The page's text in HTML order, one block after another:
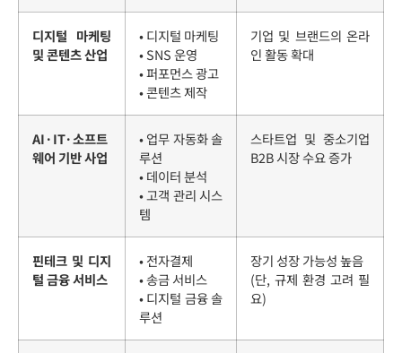
디지털 마케팅
및 콘텐츠 산업
• 디지털 마케팅
• SNS 운영
• 퍼포먼스 광고
• 콘텐츠 제작
기업 및 브랜드의 온라
인 활동 확대
AI·IT·소프트
웨어 기반 사업
• 업무 자동화 솔
루션
• 데이터 분석
• 고객 관리 시스
템
스타트업 및 중소기업
B2B 시장 수요 증가
핀테크 및 디지
털 금융 서비스
• 전자결제
• 송금 서비스
• 디지털 금융 솔
루션
장기 성장 가능성 높음
(단, 규제 환경 고려 필
요)